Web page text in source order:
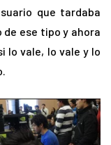
que tardaba
ese tipo y ahora
lo vale, lo vale y lo